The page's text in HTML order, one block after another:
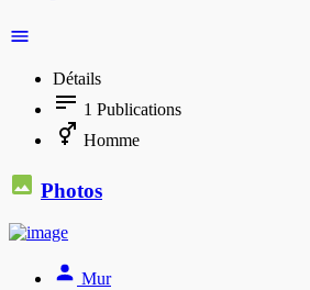
Détails
1 Publications
Homme
Photos
Mur